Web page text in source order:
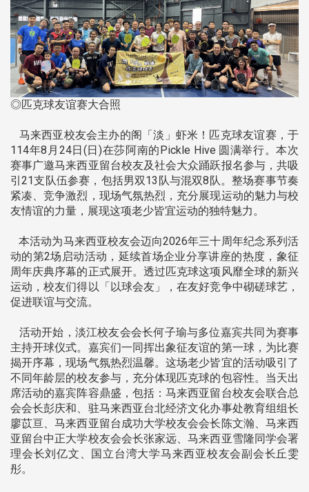
◎匹克球友谊赛大合照
马来西亚校友会主办的阁「淡」虾米！匹克球友谊赛，于
114年8月24日(日)在莎阿南的Pickle Hive 圆满举行。本次
赛事广邀马来西亚留台校友及社会大众踊跃报名参与，共吸
引21支队伍参赛，包括男双13队与混双8队。整场赛事节奏
紧凑、竞争激烈，现场气氛热烈，充分展现运动的魅力与校
友情谊的力量，展现这项老少皆宜运动的独特魅力。
本活动为马来西亚校友会迈向2026年三十周年纪念系列活
动的第2场启动活动，延续首场企业分享讲座的热度，象征
周年庆典序幕的正式展开。透过匹克球这项风靡全球的新兴
运动，校友们得以「以球会友」，在友好竞争中砌磋球艺，
促进联谊与交流。
活动开始，淡江校友会会长何子瑜与多位嘉宾共同为赛事
主持开球仪式。嘉宾们一同挥出象征友谊的第一球，为比赛
揭开序幕，现场气氛热烈温馨。这场老少皆宜的活动吸引了
不同年龄层的校友参与，充分体现匹克球的包容性。当天出
席活动的嘉宾阵容鼎盛，包括：马来西亚留台校友会联合总
会会长彭庆和、驻马来西亚台北经济文化办事处教育组组长
廖苡亘、马来西亚留台成功大学校友会会长陈文瀚、马来西
亚留台中正大学校友会会长张家远、马来西亚雪隆同学会署
理会长刘亿文、国立台湾大学马来西亚校友会副会长丘雯
彤。